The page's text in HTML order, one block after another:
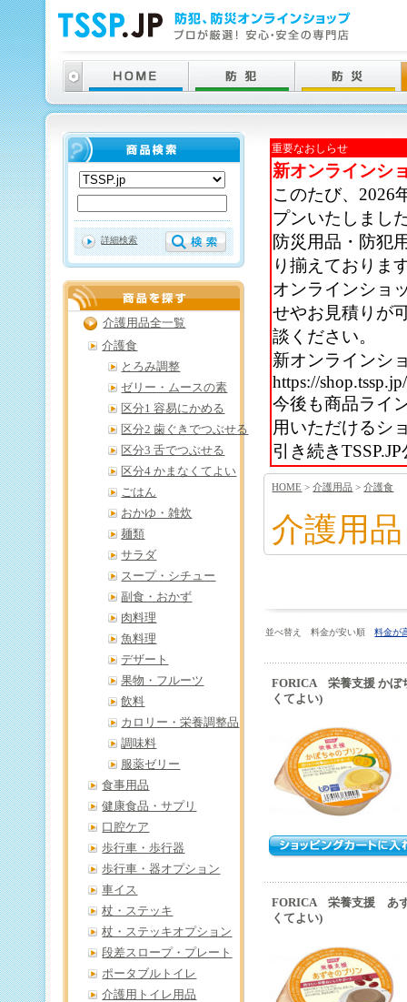
重要なおしらせ
新オンラインシ
このたび、2026
プンいたしまし
防災用品・防犯
り揃えておりま
オンラインショ
せやお見積りが
談ください。
新オンラインシ
https://shop.tssp.jp/
今後も商品ライ
用いただけるシ
引き続き
HOME >介護用品 >介護食
介護用品
並べ替え 料金が安い順料金が
FORICA 栄養支援 かぼ
くてよい)
FORICA 栄養支援 あず
くてよい)
詳細検索
介護用品全一覧
介護食
とろみ調整
ゼリー・ムースの素
区分1 容易にかめる
区分2 歯ぐきでつぶせる
区分3 舌でつぶせる
区分4 かまなくてよい
ごはん
おかゆ・雑炊
麺類
サラダ
スープ・シチュー
副食・おかず
肉料理
魚料理
デザート
果物・フルーツ
飲料
カロリー・栄養調整品
調味料
服薬ゼリー
食事用品
健康食品・サプリ
口腔ケア
歩行車・歩行器
歩行車・器オプション
車イス
杖・ステッキ
杖・ステッキオプション
段差スロープ・プレート
ポータブルトイレ
介護用トイレ用品